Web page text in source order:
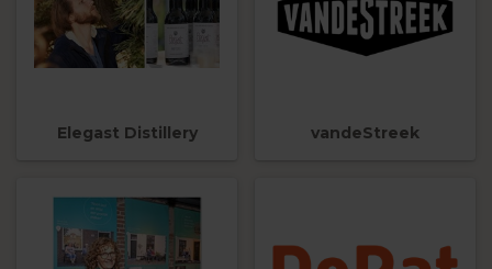
Elegast Distillery vandeStreek